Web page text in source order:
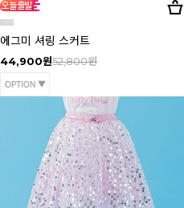
에그미 셔링 스커트
44,900원52,800원